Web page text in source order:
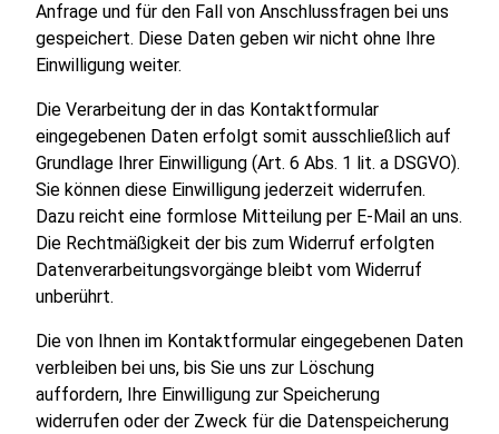
Anfrage und für den Fall von Anschlussfragen bei uns
gespeichert. Diese Daten geben wir nicht ohne Ihre
Einwilligung weiter.
Die Verarbeitung der in das Kontaktformular
eingegebenen Daten erfolgt somit ausschließlich auf
Grundlage Ihrer Einwilligung (Art. 6 Abs. 1 lit. a DSGVO).
Sie können diese Einwilligung jederzeit widerrufen.
Dazu reicht eine formlose Mitteilung per E-Mail an uns.
Die Rechtmäßigkeit der bis zum Widerruf erfolgten
Datenverarbeitungsvorgänge bleibt vom Widerruf
unberührt.
Die von Ihnen im Kontaktformular eingegebenen Daten
verbleiben bei uns, bis Sie uns zur Löschung
auffordern, Ihre Einwilligung zur Speicherung
widerrufen oder der Zweck für die Datenspeicherung